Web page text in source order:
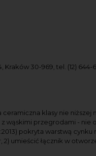
Kraków 30-969, tel. (12) 644-
klasy nie niższej
wąskimi przegrodami - nie
pokryta warstwą cynku
2) umieścić łącznik w